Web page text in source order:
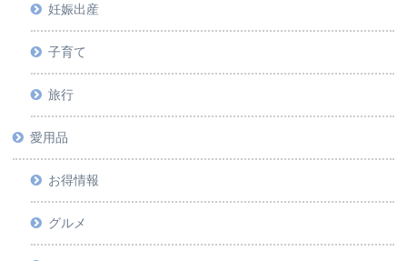
妊娠出産
子育て
旅行
愛用品
お得情報
グルメ